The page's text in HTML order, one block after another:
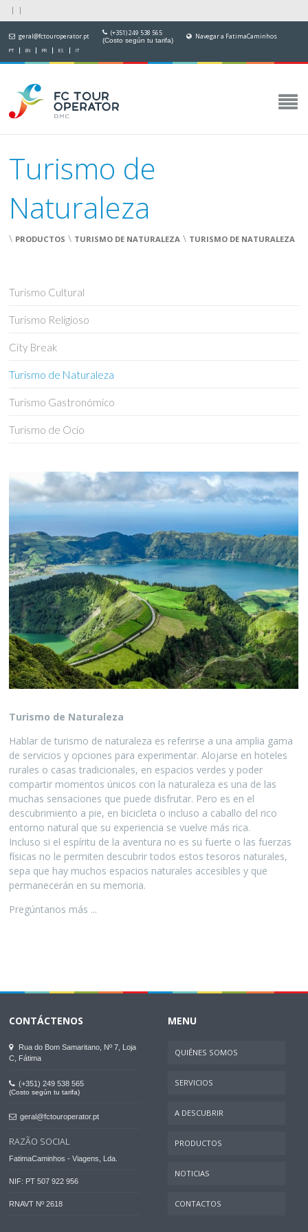
geral@fctouroperator.pt (+351) 249 538 565
(Costo según tu tarifa) Navegar a FatimaCaminhos
PT EN FR ES IT
Turismo de
Naturaleza
\ PRODUCTOS \ TURISMO DE NATURALEZA \ TURISMO DE NATURALEZA
Turismo Cultural
Turismo Religioso
City Break
Turismo de Naturaleza
Turismo Gastronómico
Turismo de Ocio
Turismo de Naturaleza
Hablar de turismo de naturaleza es referirse a una amplia gama
de servicios y opciones para experimentar. Alojarse en hoteles
rurales o casas tradicionales, en espacios verdes y poder
compartir momentos únicos con la naturaleza es una de las
muchas sensaciones que puede disfrutar. Pero es en el
descubrimiento a pie, en bicicleta o incluso a caballo del rico
entorno natural que su experiencia se vuelve más rica.
Incluso si el espíritu de la aventura no es su fuerte o las fuerzas
físicas no le permiten descubrir todos estos tesoros naturales,
sepa que hay muchos espacios naturales accesibles y que
permanecerán en su memoria.
Pregúntanos más ...
CONTÁCTENOS
Rua do Bom Samaritano, Nº 7, Loja
C, Fátima
(+351) 249 538 565
(Costo según tu tarifa)
geral@fctouroperator.pt
RAZÃO SOCIAL
FatimaCaminhos - Viagens, Lda.
NIF: PT 507 922 956
RNAVT Nº 2618
MENU
QUIÉNES SOMOS
SERVICIOS
A DESCUBRIR
PRODUCTOS
NOTICIAS
CONTACTOS